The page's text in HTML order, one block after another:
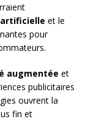
et le
pour
augmentée et
publicitaires
ouvrent la
fin et